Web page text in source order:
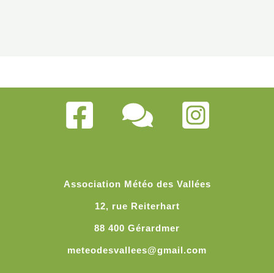
Association Météo des Vallées
12, rue Reiterhart
88 400 Gérardmer
meteodesvallees@gmail.com